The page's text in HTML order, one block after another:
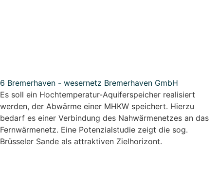
6 Bremerhaven - wesernetz Bremerhaven GmbH
Es soll ein Hochtemperatur-Aquiferspeicher realisiert
werden, der Abwärme einer MHKW speichert. Hierzu
bedarf es einer Verbindung des Nahwärmenetzes an das
Fernwärmenetz. Eine Potenzialstudie zeigt die sog.
Brüsseler Sande als attraktiven Zielhorizont.